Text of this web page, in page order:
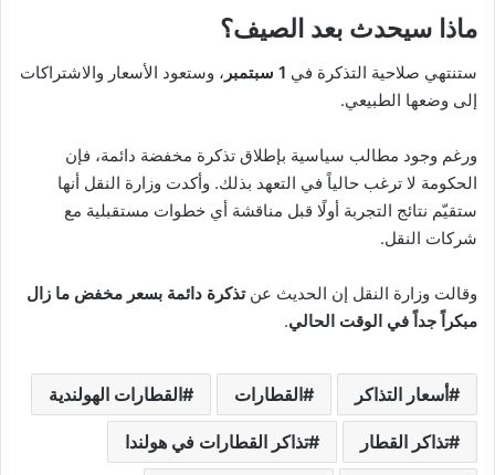
ماذا سيحدث بعد الصيف؟
ستنتهي صلاحية التذكرة في 1 سبتمبر
، وستعود الأسعار والاشتراكات
إلى وضعها الطبيعي.
ورغم وجود مطالب سياسية بإطلاق تذكرة مخفضة دائمة، فإن
الحكومة لا ترغب حالياً في التعهد بذلك. وأكدت وزارة النقل أنها
ستقيّم نتائج التجربة أولًا قبل مناقشة أي خطوات مستقبلية مع
شركات النقل.
وقالت وزارة النقل إن الحديث عنتذكرة دائمة بسعر مخفض ما زال
مبكراً جداً في الوقت الحالي.
أسعار التذاكر القطارات القطارات الهولندية
تذاكر القطار تذاكر القطارات في هولندا